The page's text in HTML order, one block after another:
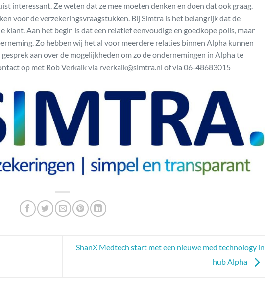
interessant. Ze weten dat ze mee moeten denken en doen dat ook graag.
voor de verzekeringsvraagstukken. Bij Simtra is het belangrijk dat de
klant. Aan het begin is dat een relatief eenvoudige en goedkope polis, maar
Zo hebben wij het al voor meerdere relaties binnen Alpha kunnen
aan over de mogelijkheden om zo de ondernemingen in Alpha te
op met Rob Verkaik via rverkaik@simtra.nl of via 06-48683015
ShanX Medtech start met een nieuwe med technology in
hub Alpha